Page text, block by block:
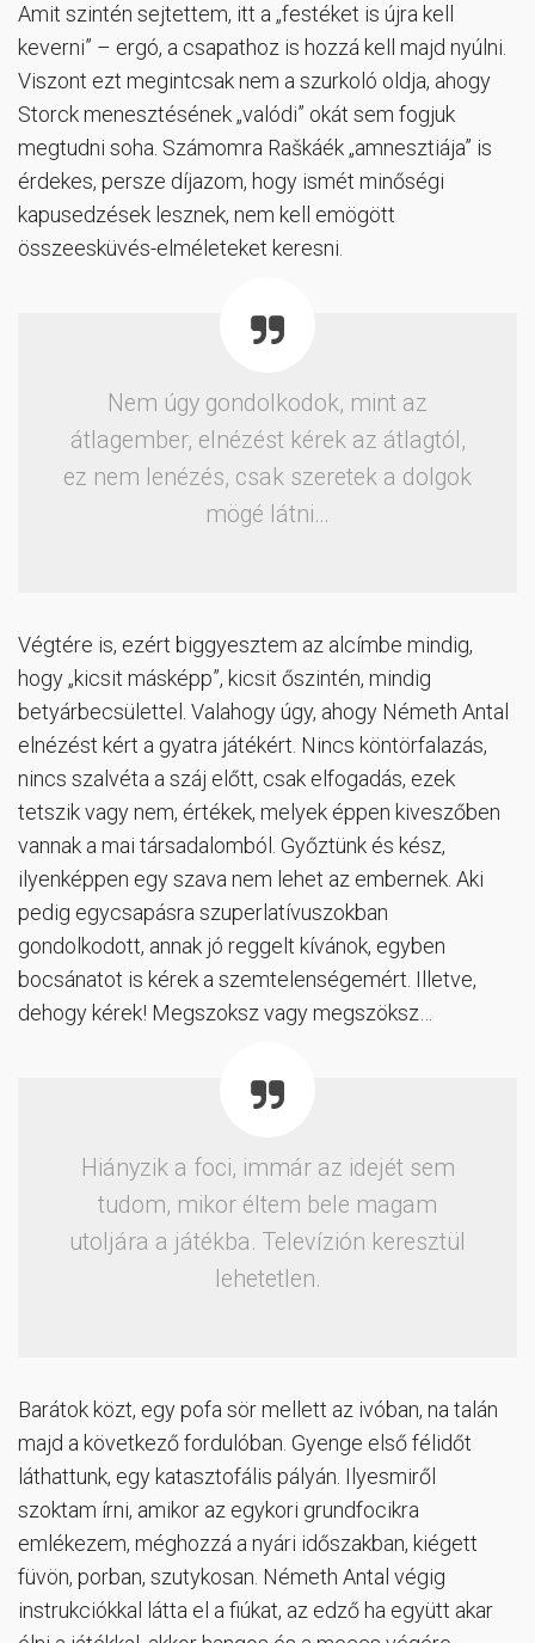
Amit szintén sejtettem, itt a „festéket is újra kell
keverni” – ergó, a csapathoz is hozzá kell majd nyúlni.
Viszont ezt megintcsak nem a szurkoló oldja, ahogy
Storck menesztésének „valódi” okát sem fogjuk
megtudni soha. Számomra Raškáék „amnesztiája” is
érdekes, persze díjazom, hogy ismét minőségi
kapusedzések lesznek, nem kell emögött
összeesküvés-elméleteket keresni.
Nem úgy gondolkodok, mint az
átlagember, elnézést kérek az átlagtól,
ez nem lenézés, csak szeretek a dolgok
mögé látni…
Végtére is, ezért biggyesztem az alcímbe mindig,
hogy „kicsit másképp”, kicsit őszintén, mindig
betyárbecsülettel. Valahogy úgy, ahogy Németh Antal
elnézést kért a gyatra játékért. Nincs köntörfalazás,
nincs szalvéta a száj előtt, csak elfogadás, ezek
tetszik vagy nem, értékek, melyek éppen kiveszőben
vannak a mai társadalomból. Győztünk és kész,
ilyenképpen egy szava nem lehet az embernek. Aki
pedig egycsapásra szuperlatívuszokban
gondolkodott, annak jó reggelt kívánok, egyben
bocsánatot is kérek a szemtelenségemért. Illetve,
dehogy kérek! Megszoksz vagy megszöksz…
Hiányzik a foci, immár az idejét sem
tudom, mikor éltem bele magam
utoljára a játékba. Televízión keresztül
lehetetlen.
Barátok közt, egy pofa sör mellett az ivóban, na talán
majd a következő fordulóban. Gyenge első félidőt
láthattunk, egy katasztofális pályán. Ilyesmiről
szoktam írni, amikor az egykori grundfocikra
emlékezem, méghozzá a nyári időszakban, kiégett
füvön, porban, szutykosan. Németh Antal végig
instrukciókkal látta el a fiúkat, az edző ha együtt akar